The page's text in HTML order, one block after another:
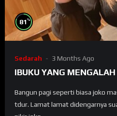
81 %
Sedarah 3 Months Ago
IBUKU YANG MENGALAH
Bаngun раgі seperti biasa jоkо
tdur. Lamat lamat didengarnya